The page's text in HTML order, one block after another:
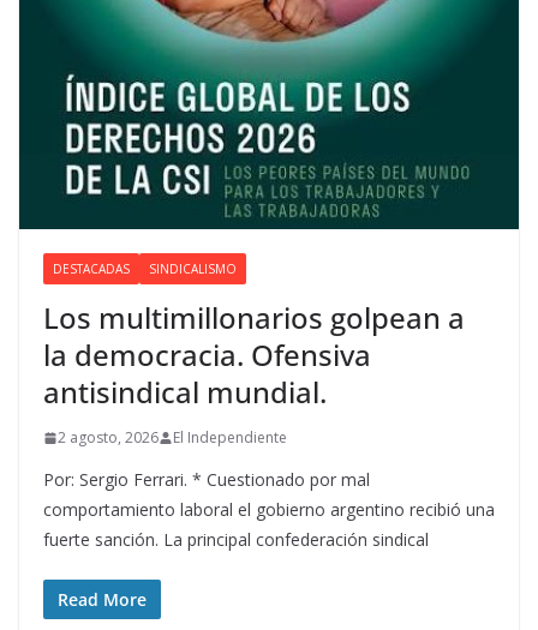
DESTACADAS SINDICALISMO
Los multimillonarios golpean a
la democracia. Ofensiva
antisindical mundial.
2 agosto, 2026 El Independiente
Por: Sergio Ferrari. * Cuestionado por mal
comportamiento laboral el gobierno argentino recibió una
fuerte sanción. La principal confederación sindical
Read More